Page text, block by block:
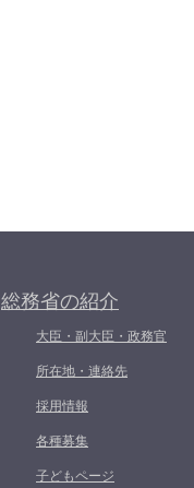
総務省の紹介
大臣・副大臣・政務官
所在地・連絡先
採用情報
各種募集
子どもページ